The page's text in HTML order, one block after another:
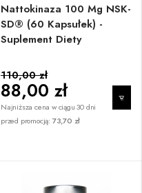
Nattokinaza 100 Mg NSK-
SD® (60 Kapsułek) -
Suplement Diety
110,00 zł
88,00 zł
Najniższa cena w ciągu 30 dni
przed promocją: 73,70 zł